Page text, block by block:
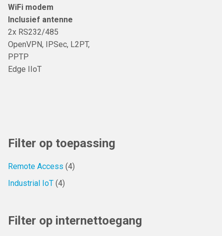
WiFi modem
Inclusief antenne
2x RS232/485
OpenVPN, IPSec, L2PT,
PPTP
Edge IIoT
Filter op toepassing
Remote Access (4)
Industrial IoT (4)
Filter op internettoegang